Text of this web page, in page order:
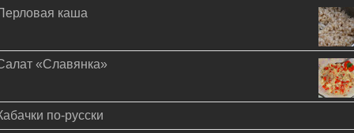
каша
«Славянка»
по-русски